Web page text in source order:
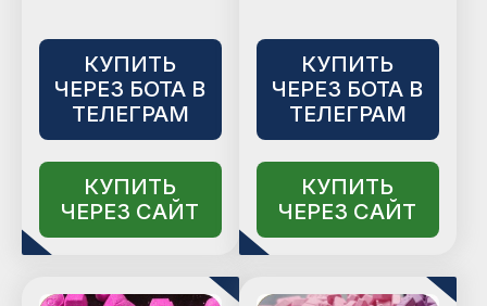
КУПИТЬ
ЧЕРЕЗ БОТА В
ТЕЛЕГРАМ
КУПИТЬ
ЧЕРЕЗ САЙТ
КУПИТЬ
ЧЕРЕЗ БОТА В
ТЕЛЕГРАМ
КУПИТЬ
ЧЕРЕЗ САЙТ